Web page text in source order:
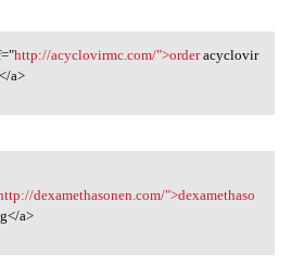
acyclovirmc
http://acyclovirmc.com/">orderacyclovir
a>
dexamethasonen.com/">dexamethaso
a>